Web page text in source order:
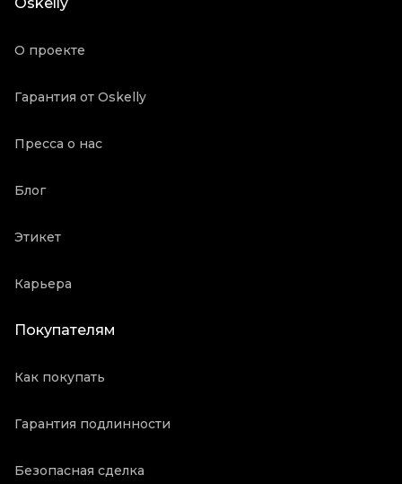
О проекте
Гарантия от Oskelly
Пресса о нас
Блог
Этикет
Карьера
Покупателям
Как покупать
Гарантия подлинности
Безопасная сделка